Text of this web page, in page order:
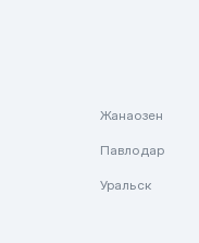
Жанаозен
Павлодар
Уральск